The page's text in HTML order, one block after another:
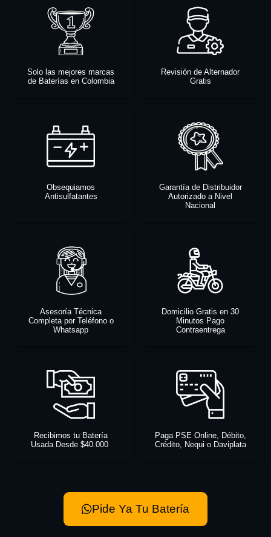
Solo las mejores marcas
de Baterías en Colombia
Revisión de Alternador
Gratis
Obsequiamos
Antisulfatantes
Garantía de Distribuidor
Autorizado a Nivel
Nacional
Asesoría Técnica
Completa por Teléfono o
Whatsapp
Domicilio Gratis en 30
Minutos Pago
Contraentrega
Recibimos tu Batería
Usada Desde $40.000
Paga PSE Online, Débito,
Crédito, Nequi o Daviplata
Pide Ya Tu Batería